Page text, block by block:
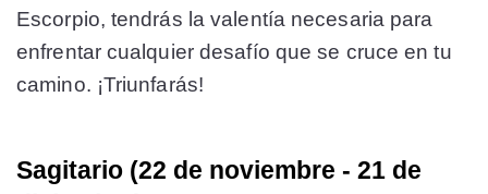
Escorpio, tendrás la valentía necesaria para
enfrentar cualquier desafío que se cruce en tu
camino. ¡Triunfarás!
Sagitario (22 de noviembre - 21 de